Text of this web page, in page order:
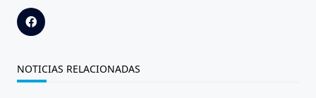
NOTICIAS RELACIONADAS